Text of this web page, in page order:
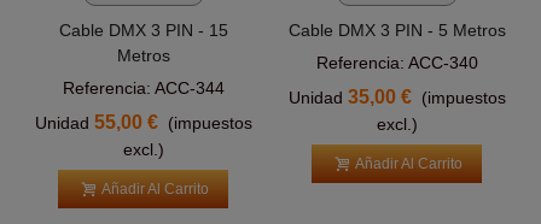
FX
Cable DMX 3 PIN - 15
Metros
Referencia: ACC-344
Unidad 55,00 € (impuestos
excl.)
Añadir Al Carrito
FX
Cable DMX 3 PIN - 5 Metros
Referencia: ACC-340
Unidad 35,00 € (impuestos
excl.)
Añadir Al Carrito